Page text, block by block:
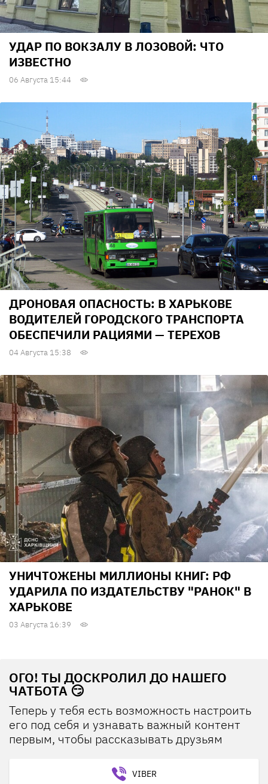
УДАР ПО ВОКЗАЛУ В ЛОЗОВОЙ: ЧТО
ИЗВЕСТНО
06 Августа 15:44
ДРОНОВАЯ ОПАСНОСТЬ: В ХАРЬКОВЕ
ВОДИТЕЛЕЙ ГОРОДСКОГО ТРАНСПОРТА
ОБЕСПЕЧИЛИ РАЦИЯМИ — ТЕРЕХОВ
04 Августа 15:38
УНИЧТОЖЕНЫ МИЛЛИОНЫ КНИГ: РФ
УДАРИЛА ПО ИЗДАТЕЛЬСТВУ "РАНОК" В
ХАРЬКОВЕ
03 Августа 16:39
ОГО! ТЫ ДОСКРОЛИЛ ДО НАШЕГО
ЧАТБОТА 😏
Теперь у тебя есть возможность настроить
его под себя и узнавать важный контент
первым, чтобы рассказывать друзьям
VIBER